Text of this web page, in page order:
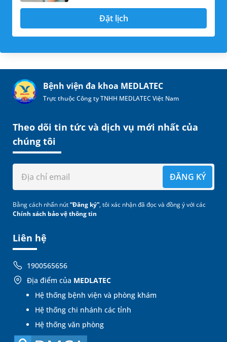
Đặt lịch
Bệnh viện đa khoa MEDLATEC
Trực thuộc Công ty TNHH MEDLATEC Việt Nam
Liên hệ
1900565656
Địa điểm của MEDLATEC
Hệ thống bệnh viện và phòng khám
Hệ thống chi nhánh các tỉnh
Hệ thống văn phòng
Theo dõi tin tức và dịch vụ mới nhất của
chúng tôi
ĐĂNG KÝ
Bằng cách nhấn nút“Đăng ký”, tôi xác nhận đã đọc và đồng ý với các
Chính sách bảo vệ thông tin